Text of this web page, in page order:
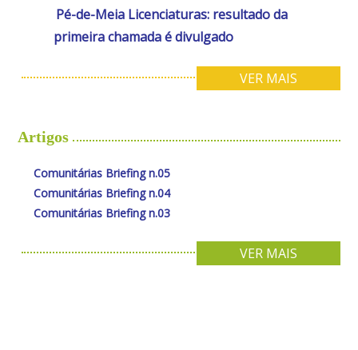
Pé-de-Meia Licenciaturas: resultado da
primeira chamada é divulgado
VER MAIS
Artigos
Comunitárias Briefing n.05
Comunitárias Briefing n.04
Comunitárias Briefing n.03
VER MAIS